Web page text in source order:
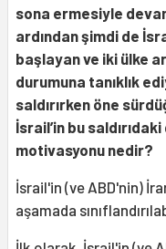
sona ermesiyle
ardından şimdi de
başlayan ve iki ülke
durumuna tanıklık
saldırırken öne
İsrail’in bu saldırıdaki
motivasyonu nedir?
İsrail'in (ve ABD'nin)
aşamada